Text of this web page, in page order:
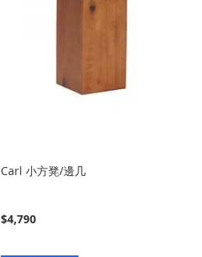
Carl 小方凳/邊几
$4,790